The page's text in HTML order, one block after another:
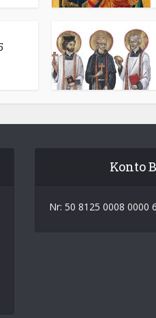
Konto
Nr: 50 8125 0008 0000